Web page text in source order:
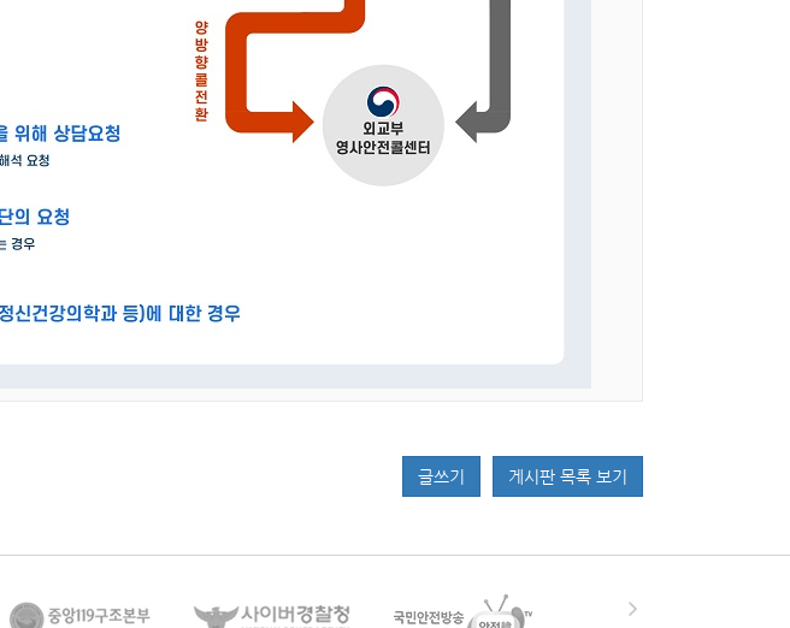
글쓰기 게시판 목록 보기